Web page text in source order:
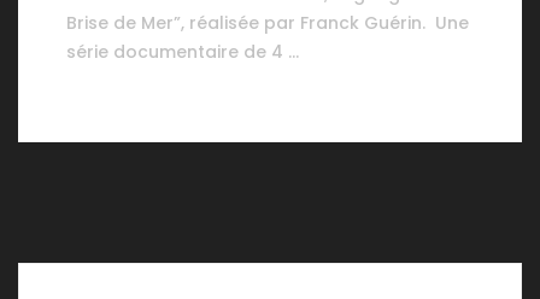
Brise de Mer”, réalisée par Franck Guérin. Une
série documentaire de 4 …